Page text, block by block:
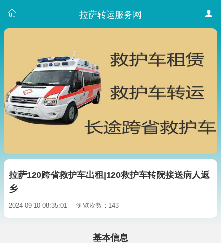
拉萨转运服务网
拉萨120跨省救护车出租|120救护车转院接送病人返
乡
2024-09-10 08:35:01 浏览次数：143
基本信息